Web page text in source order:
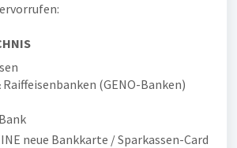
Raiffeisenbanken (GENO-Banken)
neue Bankkarte / Sparkassen-Card